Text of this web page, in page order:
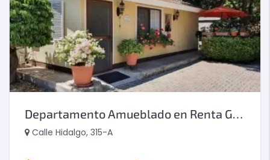
Departamento Amueblado en Renta Guadalajara Sur
Calle Hidalgo, 315-A